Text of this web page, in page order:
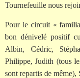
Tournefeuille nous
Pour le circuit «
bon dénivelé positif
Albin, Cédric,
Philippe, Judith (tous
sont repartis de